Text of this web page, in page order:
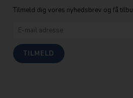
Tilmeld dig vores nyhedsbrev og få